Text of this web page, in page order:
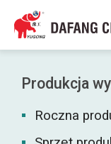
Produkcja
Roczna
Bahasa Indonesia
Bahasa Melayu
Tiếng Việt
简体中文
فارسی